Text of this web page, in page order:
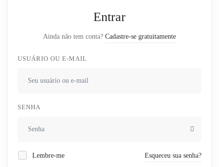
Entrar
Ainda não tem conta? Cadastre-se gratuitamente
USUÁRIO OU E-MAIL
SENHA
Lembre-me Esqueceu sua senha?